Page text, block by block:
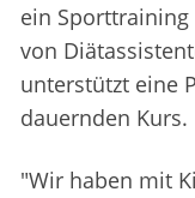
ein
von
unterstützt eine
dauernden Kurs.
"Wir haben mit